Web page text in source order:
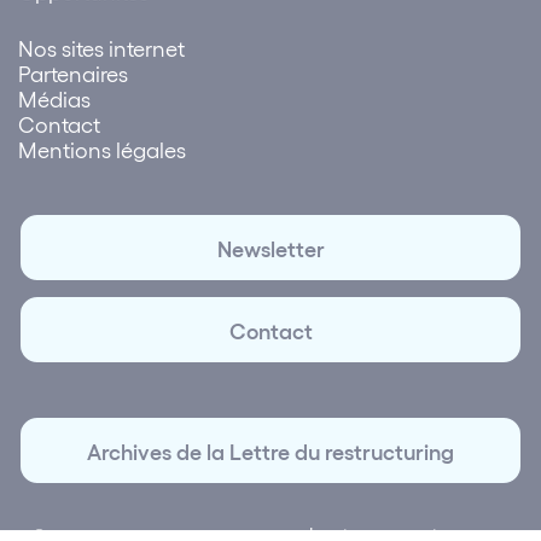
Nos sites internet
Partenaires
Médias
Contact
Mentions légales
Newsletter
Contact
Archives de la Lettre du restructuring
© 2026 Lettre du Restructuring | Création et réalisation